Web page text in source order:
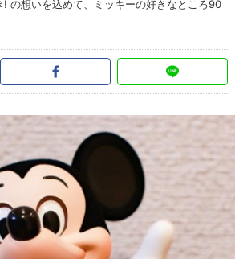
! の想いを込めて、ミッキーの好きなところ90